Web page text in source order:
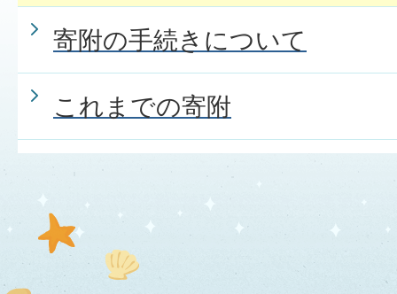
寄附の手続きについて
これまでの寄附